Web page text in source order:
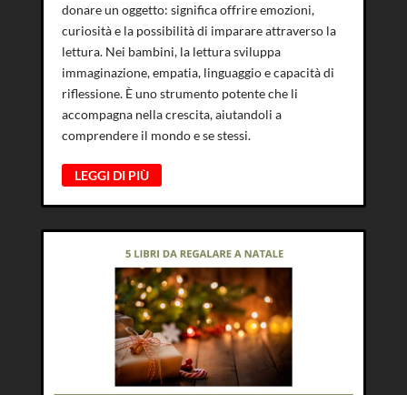
donare un oggetto: significa offrire emozioni,
curiosità e la possibilità di imparare attraverso la
lettura. Nei bambini, la lettura sviluppa
immaginazione, empatia, linguaggio e capacità di
riflessione. È uno strumento potente che li
accompagna nella crescita, aiutandoli a
comprendere il mondo e se stessi.
LEGGI DI PIÙ